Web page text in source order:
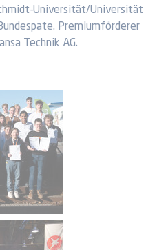
Universität/Universität
Premiumförderer
Technik AG.